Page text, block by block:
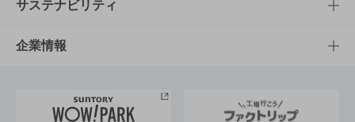
栄養成分一覧
キャンペーン
工場見学
地域情報
文化・スポーツTOP
サントリーホール
サステナビリティ
サステナビリティTOP
企業情報